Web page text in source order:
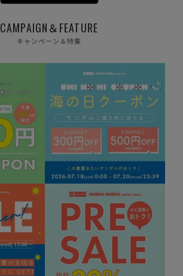
CAMPAIGN＆FEATURE
キャンペーン＆特集